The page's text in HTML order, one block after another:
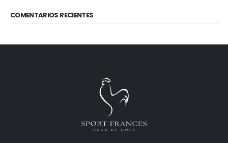
COMENTARIOS RECIENTES